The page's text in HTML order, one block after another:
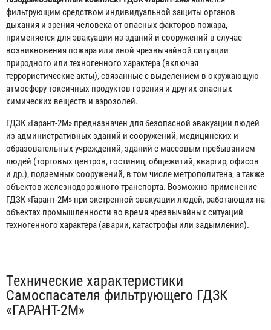
фильтрующим средством индивидуальной защиты органов
дыхания и зрения человека от опасных факторов пожара,
применяется для эвакуации из зданий и сооружений в случае
возникновения пожара или иной чрезвычайной ситуации
природного или техногенного характера (включая
террористические акты), связанные с выделением в окружающую
атмосферу токсичных продуктов горения и других опасных
химических веществ и аэрозолей.
ГДЗК «Гарант-2М» предназначен для безопасной эвакуации людей
из административных зданий и сооружений, медицинских и
образовательных учреждений, зданий с массовым пребыванием
людей (торговых центров, гостиниц, общежитий, квартир, офисов
и др.), подземных сооружений, в том числе метрополитена, а также
объектов железнодорожного транспорта. Возможно применение
ГДЗК «Гарант-2М» при экстренной эвакуации людей, работающих на
объектах промышленности во время чрезвычайных ситуаций
техногенного характера (аварии, катастрофы или задымления).
Табы
Технические характеристики
Самоспасателя фильтрующего ГДЗК
«ГАРАНТ-2М»